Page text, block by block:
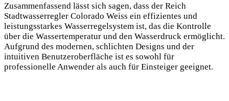
Zusammenfassend lässt sich sagen, dass der Reich
Stadtwasserregler Colorado Weiss ein effizientes und
leistungsstarkes Wasserregelsystem ist, das die Kontrolle
über die Wassertemperatur und den Wasserdruck ermöglicht.
Aufgrund des modernen, schlichten Designs und der
intuitiven Benutzeroberfläche ist es sowohl für
professionelle Anwender als auch für Einsteiger geeignet.